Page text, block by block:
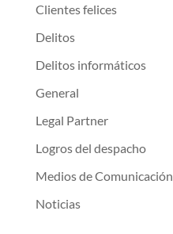
Clientes felices
Delitos
Delitos informáticos
General
Legal Partner
Logros del despacho
Medios de Comunicación
Noticias